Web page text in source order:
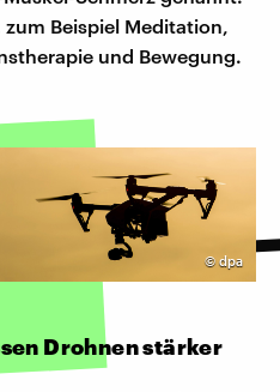
Beispiel Meditation,
und Bewegung.
© dpa
Drohnen stärker